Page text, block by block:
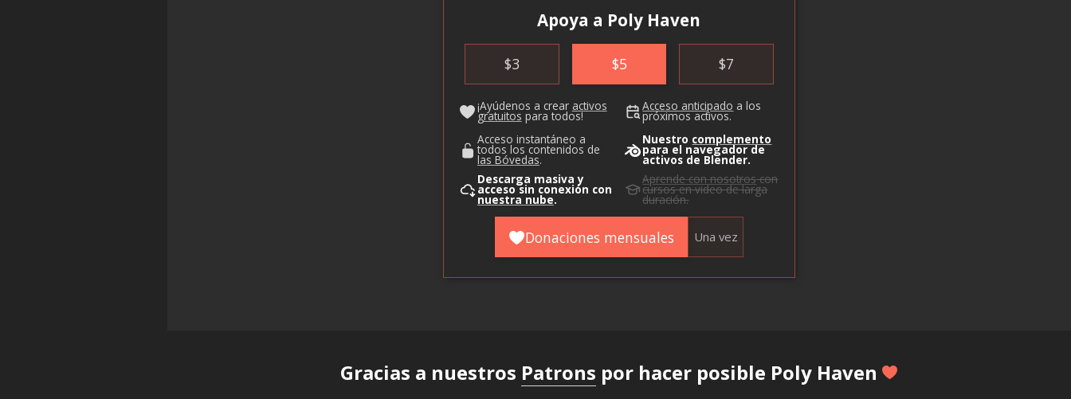
Apoya a Poly Haven
$3 $5 $7
¡Ayúdenos a crear activos
gratuitos para todos!
Acceso anticipado a los
próximos activos.
Acceso instantáneo a
todos los contenidos de
las Bóvedas.
Nuestro complemento
para el navegador de
activos de Blender.
Descarga masiva y
acceso sin conexión con
nuestra nube.
Aprende con nosotroscon
cursos en video de larga
duración.
Donaciones mensuales Una vez
Gracias a nuestros Patrons por hacer posible Poly Haven